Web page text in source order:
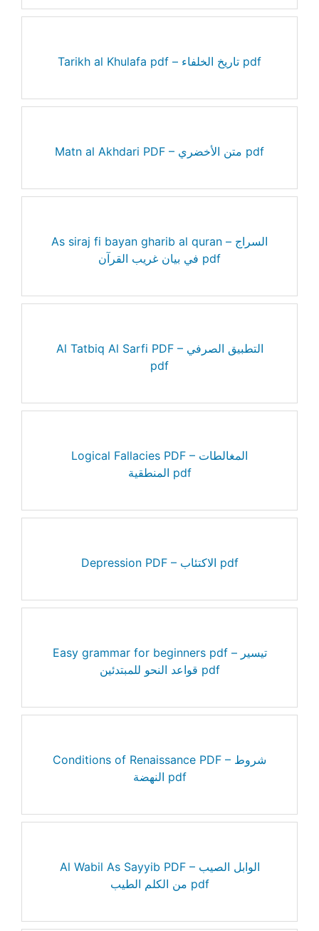
Tarikh al Khulafa pdf – تاريخ الخلفاء pdf
Matn al Akhdari PDF – متن الأخضري pdf
As siraj fi bayan gharib al quran – السراج
في بيان غريب القرآن pdf
Al Tatbiq Al Sarfi PDF – التطبيق الصرفي
pdf
Logical Fallacies PDF – المغالطات
المنطقية pdf
Depression PDF – الاكتئاب pdf
Easy grammar for beginners pdf – تيسير
قواعد النحو للمبتدئين pdf
Conditions of Renaissance PDF – شروط
النهضة pdf
Al Wabil As Sayyib PDF – الوابل الصيب
من الكلم الطيب pdf